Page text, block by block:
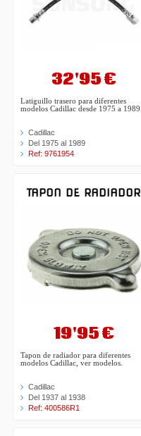
32'95 €
Latiguillo trasero para diferentes
modelos Cadillac desde 1975 a 1989.
Cadillac
Del 1975 al 1989
Ref: 9761954
TAPON DE RADIADOR
19'95 €
Tapon de radiador para diferentes
modelos Cadillac, ver modelos.
Cadillac
Del 1937 al 1938
Ref: 400586R1